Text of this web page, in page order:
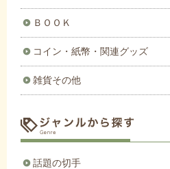
ＢＯＯＫ
コイン・紙幣・関連グッズ
雑貨その他
話題の切手